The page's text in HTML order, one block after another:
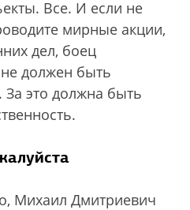
Все. И если не
мирные акции,
дел, боец
должен быть
это должна быть
Михаил Дмитриевич